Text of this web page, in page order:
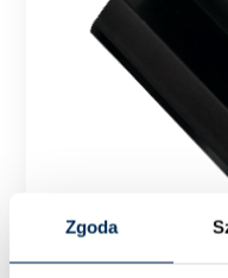
Zgoda